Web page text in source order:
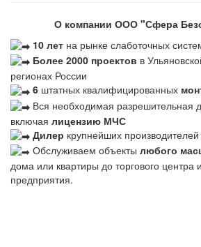
О компании ООО "Сфера
10 лет на рынке слаботочных
Более 2000 проектов в
регионах России
6 штатных квалифицированных
Вся необходимая разрешительная
включая лицензию МЧС
Дилер крупнейших
Обслуживаем объекты любого
дома или квартиры до торгового центра
предприятия.